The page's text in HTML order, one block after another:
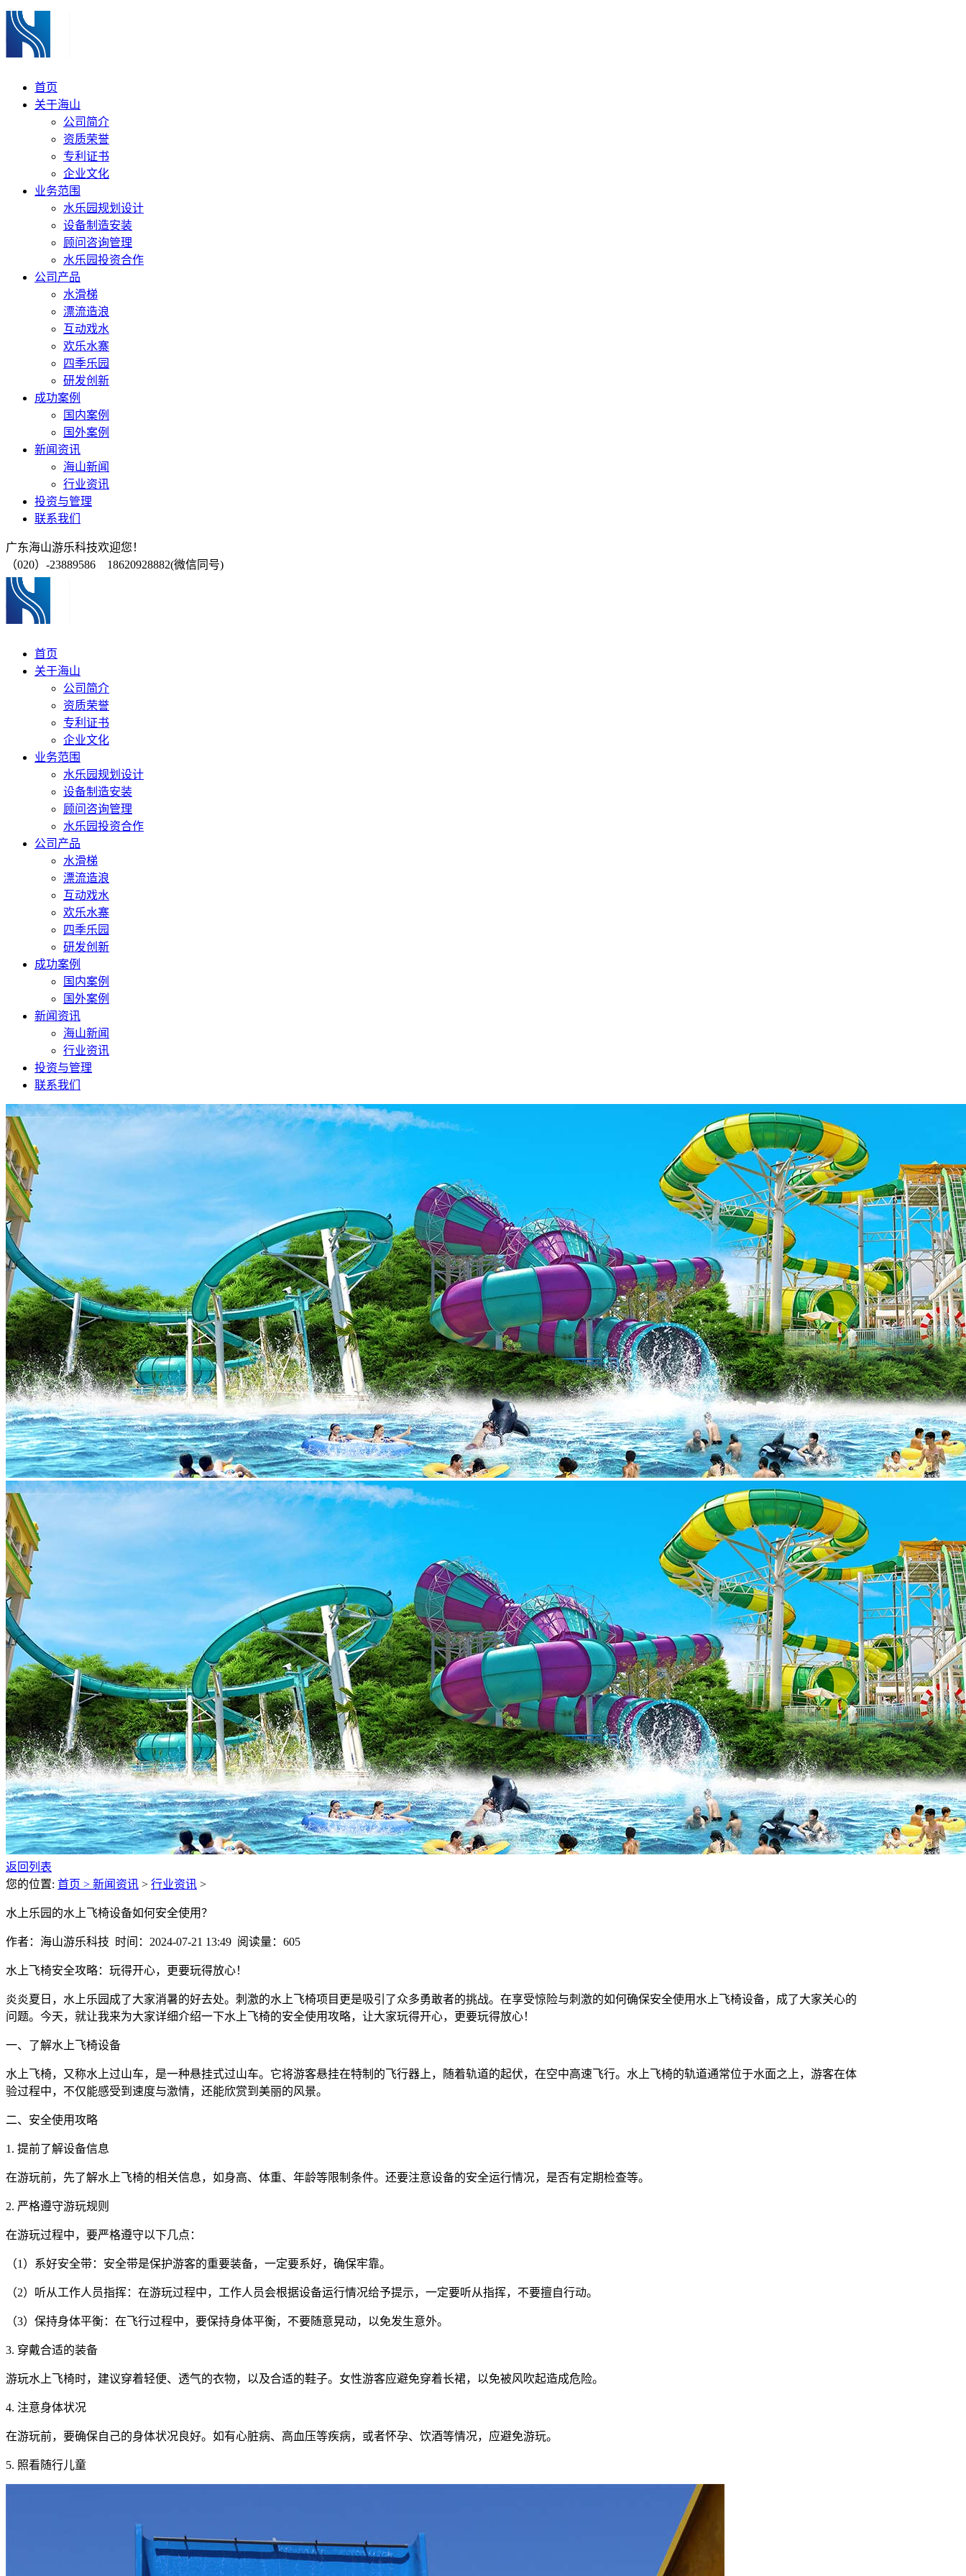
首页
关于海山
公司简介
资质荣誉
专利证书
企业文化
业务范围
水乐园规划设计
设备制造安装
顾问咨询管理
水乐园投资合作
公司产品
水滑梯
漂流造浪
互动戏水
欢乐水寨
四季乐园
研发创新
成功案例
国内案例
国外案例
新闻资讯
海山新闻
行业资讯
投资与管理
联系我们
广东海山游乐科技欢迎您！
（020）-23889586 18620928882(微信同号)
首页
关于海山
公司简介
资质荣誉
专利证书
企业文化
业务范围
水乐园规划设计
设备制造安装
顾问咨询管理
水乐园投资合作
公司产品
水滑梯
漂流造浪
互动戏水
欢乐水寨
四季乐园
研发创新
成功案例
国内案例
国外案例
新闻资讯
海山新闻
行业资讯
投资与管理
联系我们
返回列表
您的位置: 首页 > 新闻资讯 > 行业资讯 >
水上乐园的水上飞椅设备如何安全使用？
作者：海山游乐科技 时间：2024-07-21 13:49 阅读量：605
水上飞椅安全攻略：玩得开心，更要玩得放心！
炎炎夏日，水上乐园成了大家消暑的好去处。刺激的水上飞椅项目更是吸引了众多勇敢者的挑战。在享受惊险与刺激的如何确保安全使用水上飞椅设备，成了大家关心的
问题。今天，就让我来为大家详细介绍一下水上飞椅的安全使用攻略，让大家玩得开心，更要玩得放心！
一、了解水上飞椅设备
水上飞椅，又称水上过山车，是一种悬挂式过山车。它将游客悬挂在特制的飞行器上，随着轨道的起伏，在空中高速飞行。水上飞椅的轨道通常位于水面之上，游客在体
验过程中，不仅能感受到速度与激情，还能欣赏到美丽的风景。
二、安全使用攻略
1. 提前了解设备信息
在游玩前，先了解水上飞椅的相关信息，如身高、体重、年龄等限制条件。还要注意设备的安全运行情况，是否有定期检查等。
2. 严格遵守游玩规则
在游玩过程中，要严格遵守以下几点：
（1）系好安全带：安全带是保护游客的重要装备，一定要系好，确保牢靠。
（2）听从工作人员指挥：在游玩过程中，工作人员会根据设备运行情况给予提示，一定要听从指挥，不要擅自行动。
（3）保持身体平衡：在飞行过程中，要保持身体平衡，不要随意晃动，以免发生意外。
3. 穿戴合适的装备
游玩水上飞椅时，建议穿着轻便、透气的衣物，以及合适的鞋子。女性游客应避免穿着长裙，以免被风吹起造成危险。
4. 注意身体状况
在游玩前，要确保自己的身体状况良好。如有心脏病、高血压等疾病，或者怀孕、饮酒等情况，应避免游玩。
5. 照看随行儿童